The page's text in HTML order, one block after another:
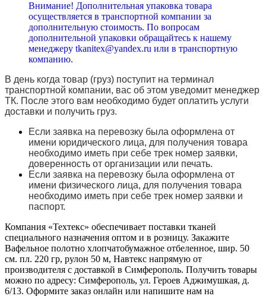
Внимание! Дополнительная упаковка товара
осуществляется в транспортной компании за
дополнительную стоимость. По вопросам
дополнительной упаковки обращайтесь к нашему
менеджеру tkanitex@yandex.ru или в транспортную
компанию.
В день когда товар (груз) поступит на терминал
транспортной компании, вас об этом уведомит менеджер
ТК. После этого вам необходимо будет оплатить услуги
доставки и получить груз.
Если заявка на перевозку была оформлена от
имени юридического лица, для получения товара
необходимо иметь при себе трек номер заявки,
доверенность от организации или печать.
Если заявка на перевозку была оформлена от
имени физического лица, для получения товара
необходимо иметь при себе трек номер заявки и
паспорт.
Компания «Техтекс» обеспечивает поставки тканей
специального назначения оптом и в розницу. Закажите
Вафельное полотно хлопчатобумажное отбеленное, шир. 50
см. пл. 220 гр, рулон 50 м, Навтекс напрямую от
производителя с доставкой в Симферополь. Получить товары
можно по адресу: Симферополь, ул. Героев Аджимушкая, д.
6/13. Оформите заказ онлайн или напишите нам на